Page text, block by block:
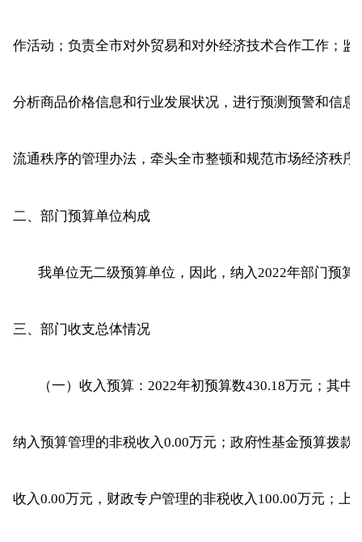
作活动；负责全市对外贸易和对外经济技术合作工作；
分析商品价格信息和行业发展状况，进行预测预警和信
流通秩序的管理办法，牵头全市整顿和规范市场经济秩
二、部门预算单位构成
我单位无二级预算单位，因此，纳入2022年部门预算
三、部门收支总体情况
（一）收入预算：2022年初预算数430.18万元；其中
纳入预算管理的非税收入0.00万元；政府性基金预算拨款
收入0.00万元，财政专户管理的非税收入100.00万元；上